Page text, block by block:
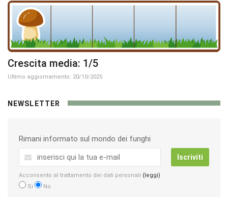
Crescita media: 1/5
Ultimo aggiornamento: 20/10/2025
NEWSLETTER
Rimani informato sul mondo dei funghi
Iscriviti
Acconsento al trattamento dei dati personali (leggi)
Si
No